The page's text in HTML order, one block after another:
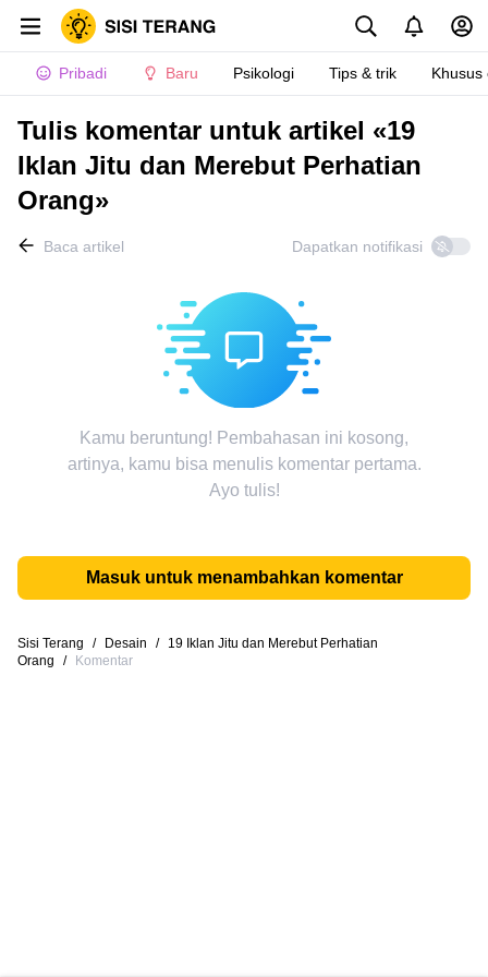
Pribadi Baru Psikologi Tips & trik Khusus
Tulis komentar untuk artikel «19
Iklan Jitu dan Merebut Perhatian
Orang»
Baca artikel Dapatkan notifikasi
Kamu beruntung! Pembahasan ini kosong,
artinya, kamu bisa menulis komentar pertama.
Ayo tulis!
Masuk untuk menambahkan komentar
Sisi Terang / Desain /
19 Iklan Jitu dan Merebut Perhatian
Orang
/ Komentar